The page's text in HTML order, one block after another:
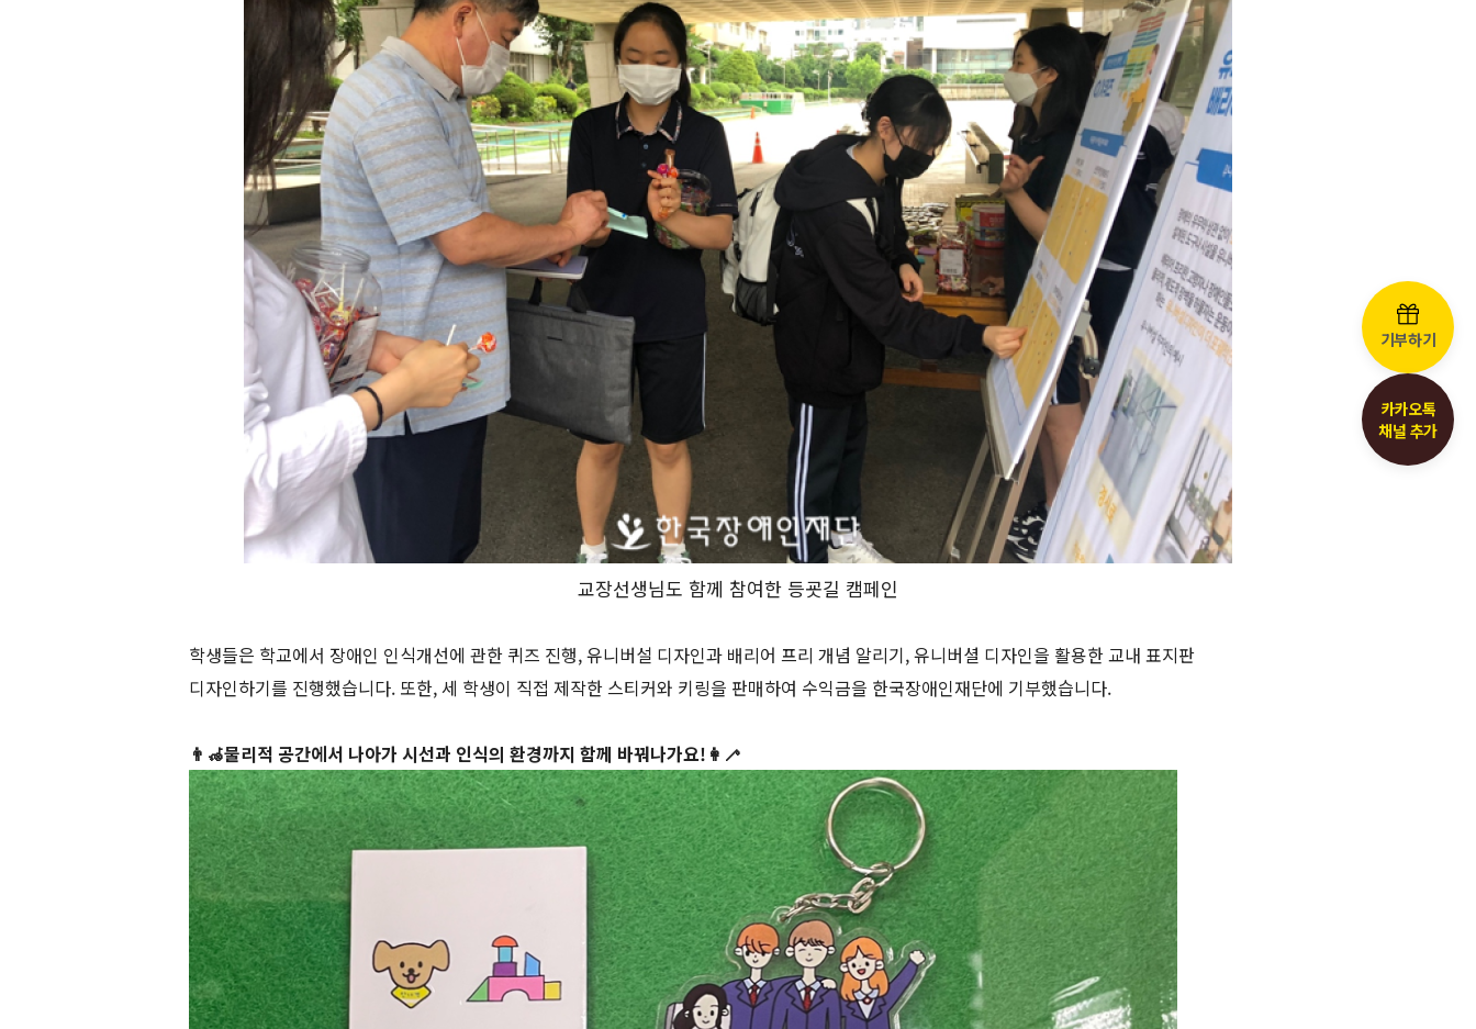
교장선생님도 함께 참여한 등굣길 캠페인
학생들은 학교에서 장애인 인식개선에 관한 퀴즈 진행, 유니버설 디자인과 배리어 프리 개념 알리기, 유니버셜 디자인을 활용한 교내 표지판
디자인하기를 진행했습니다. 또한, 세 학생이 직접 제작한 스티커와 키링을 판매하여 수익금을 한국장애인재단에 기부했습니다.
👨‍🦽물리적 공간에서 나아가 시선과 인식의 환경까지 함께 바꿔나가요! 👩‍🦯
기부하기
카카오톡
채널 추가